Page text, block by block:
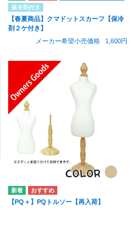
保冷剤付き
【春夏商品】クマドットスカーフ【保冷
剤２ケ付き】
メーカー希望小売価格
1,600円
【PQ＋】PQトルソー【再入荷】